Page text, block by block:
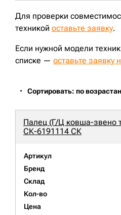
Для проверки
техникой оставьте заявку.
Если нужной модели
списке — оставьте заявку
Сортировать: по
Палец (Г/Ц ковша-звено
СК-6191114 СК
Артикул
Бренд
Склад
Кол-во
Цена